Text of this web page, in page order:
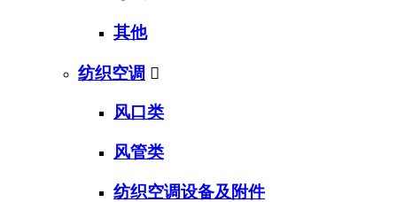
其他
纺织空调 
风口类
风管类
纺织空调设备及附件